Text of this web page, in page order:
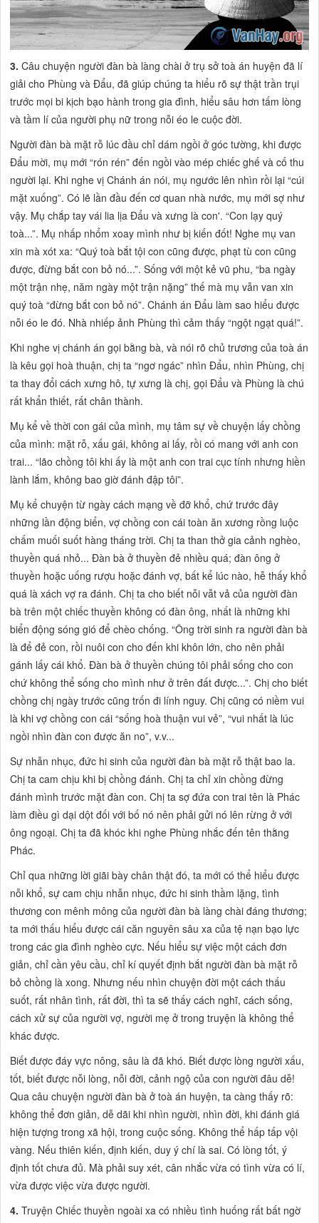
3. Câu chuyện người đàn bà làng chài ở trụ sở toà án huyện đã lí
giải cho Phùng và Đẩu, đã giúp chúng ta hiểu rõ sự thật trần trụi
trước mọi bi kịch bạo hành trong gia đình, hiểu sâu hơn tấm lòng
và tầm lí của người phụ nữ trong nỗi éo le cuộc đời.
Người đàn bà mặt rỗ lúc đầu chỉ dám ngồi ở góc tường, khi được
Đẩu mời, mụ mới“rón rén” đến ngồi vào mép chiếc ghế và cố thu
người lại. Khi nghe vị Chánh án nói, mụ ngước lên nhìn rồi lại“cúi
mặt xuống”. Có lẽ lần đầu đến cơ quan nhà nước, mụ mới sợ như
vậy. Mụ chắp tay vái lia lịa Đẩu và xưng làcon'. “Con lạy quý
toà...”. Mụ nhấp nhổm xoay mình như bị kiến đốt! Nghe mụ van
xin mà xót xa:“Quý toà bắt tội con cũng được, phạt tù con cũng
được, đừng bắt con bỏ nó...”. Sống với một kẻ vũ phu,“ba ngày
một trận nhẹ, năm ngày một trận nặng” thế mà mụ vẫn van xin
quý toà“đừng bắt con bỏ nó”. Chánh án Đẩu làm sao hiểu được
nỗi éo le đó. Nhà nhiếp ảnh Phùng thì cảm thấy“ngột ngạt quá!”.
Khi nghe vị chánh án gọi bằngbà, và nói rõ chủ trương của toà án
là kêu gọi hoà thuận, chị ta“ngơ ngác” nhìn Đẩu, nhìn Phùng, chị
ta thay đổi cách xưng hô, tự xưng làchị, gọi Đẩu và Phùng làchú
rất khẩn thiết, rất chân thành.
Mụ kể về thời con gái của mình, mụ tâm sự về chuyện lấy chồng
của mình: mặt rỗ, xấu gái, không ai lấy, rồi có mang với anh con
trai...“lão chồng tôi khi ấy là một anh con trai cục tính nhưng hiền
lành lắm, không bao giờ đánh đập tôi”.
Mụ kể chuyện từ ngày cách mạng về đỡ khổ, chứ trước đây
những lần động biển, vợ chồng con cái toàn ăn xương rồng luộc
chấm muối suốt hàng tháng trời. Chị ta than thở gia cảnh nghèo,
thuyền quá nhỏ... Đàn bà ở thuyền đẻ nhiều quá; đàn ông ở
thuyền hoặc uống rượu hoặc đánh vợ, bất kể lúc nào, hễ thấy khổ
quá là xách vợ ra đánh. Chị ta cho biết nỗi vẫt vả của người đàn
bà trên một chiếc thuyền không có đàn ông, nhất là những khi
biển động sóng gió để chèo chống.“Ông trời sinh ra người đàn bà
là để đẻ con, rồi nuôi con cho đến khi khôn lớn, cho nên phải
gánh lấy cái khổ. Đàn bà ở thuyền chúng tôi phải sống cho con
chứ không thể sống cho mình như ở trên đất được...”. Chị cho biết
chồng chị ngày trước cũng trốn đi lính nguy. Chị cũng có niềm vui
là khi vợ chồng con cái“sống hoà thuận vui vẻ”, “vui nhất là lúc
ngồi nhìn đàn con được ăn no”, v.v...
Sự nhẫn nhục, đức hi sinh của người đàn bà mặt rỗ thật bao la.
Chị ta cam chịu khi bị chồng đánh. Chị ta chỉ xin chồng đừng
đánh mình trước mặt đàn con. Chị ta sợ đứa con trai tên là Phác
làm điều gì dại dột đối với bố nó nên phải gửi nó lên rừng ở với
ông ngoại. Chị ta đã khóc khi nghe Phùng nhắc đến tên thằng
Phác.
Chỉ qua những lời giãi bày chân thật đó, ta mới có thể hiểu được
nỗi khổ, sự cam chịu nhẫn nhục, đức hi sinh thầm lặng, tình
thương con mênh mông của người đàn bà làng chài đáng thương;
ta mới thấu hiểu được cái căn nguyên sâu xa của tệ nạn bạo lực
trong các gia đình nghèo cực. Nếu hiểu sự việc một cách đơn
giản, chỉ cần yêu cầu, chỉ kí quyết định bắt người đàn bà mặt rỗ
bỏ chồng là xong. Nhưng nếu nhìn chuyện đời một cách thấu
suốt, rất nhân tình, rất đời, thì ta sẽ thấy cách nghĩ, cách sống,
cách xử sự của người vợ, người mẹ ở trong truyện là không thể
khác được.
Biết được đáy vực nông, sâu là đã khó. Biết được lòng người xấu,
tốt, biết được nỗi lòng, nỗi đời, cảnh ngộ của con người đâu dễ!
Qua câu chuyện người đàn bà ở toà án huyện, ta càng thấy rõ:
không thể đơn giản, dễ dãi khi nhìn người, nhìn đời, khi đánh giá
hiện tượng trong xã hội, trong cuộc sống. Không thể hấp tấp vội
vàng. Nếu thiên kiến, định kiến, duy ý chí là sai. Có lòng tốt, ý
địnhtốt chưa đủ. Mà phải suy xét, cân nhắc vừa có tình vừa có lí,
vừa được việc vừa được người.
4.TruyệnChiếc thuyền ngoài xa có nhiều tình huống rất bất ngờ